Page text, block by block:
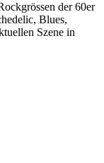
der 60er
Blues,
Szene in